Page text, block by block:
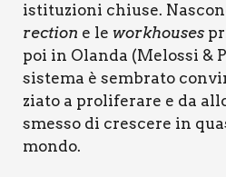
isti­tu­zio­ni chiu­se.
rec­tion e le wor­khou­ses
poi in Olan­da (Melos­si &
siste­ma è sem­bra­to
zia­to a pro­li­fe­ra­re e da
smes­so di cre­sce­re in
mon­do.